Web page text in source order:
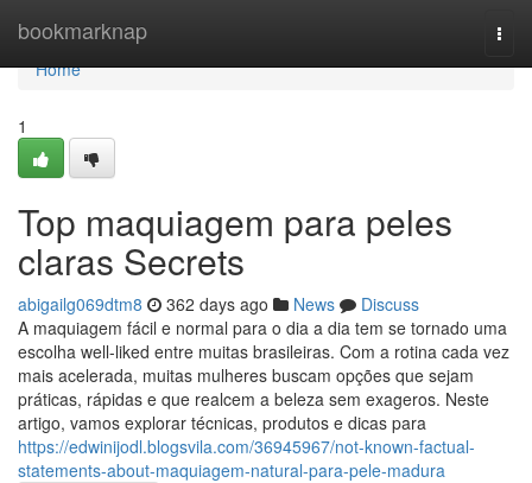
bookmarknap
Home
Home
1
Top maquiagem para peles
claras Secrets
abigailg069dtm8 362 days ago News
Discuss
A maquiagem fácil e normal para o dia a dia tem se tornado uma
escolha well-liked entre muitas brasileiras. Com a rotina cada vez
mais acelerada, muitas mulheres buscam opções que sejam
práticas, rápidas e que realcem a beleza sem exageros. Neste
artigo, vamos explorar técnicas, produtos e dicas para
https://edwinijodl.blogsvila.com/36945967/not-known-factual-
statements-about-maquiagem-natural-para-pele-madura